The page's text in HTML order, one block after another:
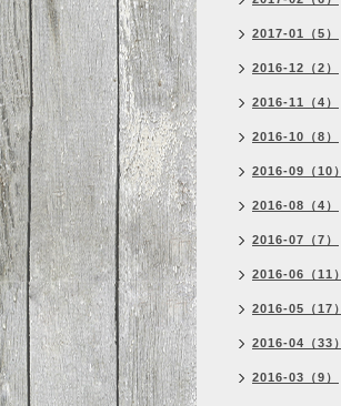
2017-01（5）
2016-12（2）
2016-11（4）
2016-10（8）
2016-09（10）
2016-08（4）
2016-07（7）
2016-06（11）
2016-05（17）
2016-04（33）
2016-03（9）